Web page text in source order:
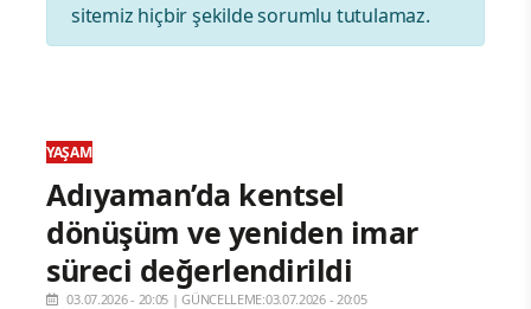
sitemiz hiçbir şekilde sorumlu tutulamaz.
YAŞAM
Adıyaman’da kentsel
dönüşüm ve yeniden imar
süreci değerlendirildi
03.07.2026 - 20:05 |GÜNCELLEME:03.07.2026 - 20:05